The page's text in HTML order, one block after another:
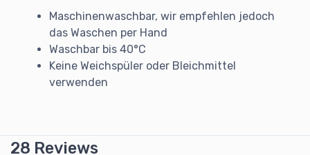
Maschinenwaschbar, wir empfehlen jedoch
das Waschen per Hand
Waschbar bis 40°C
Keine Weichspüler oder Bleichmittel
verwenden
28 Reviews